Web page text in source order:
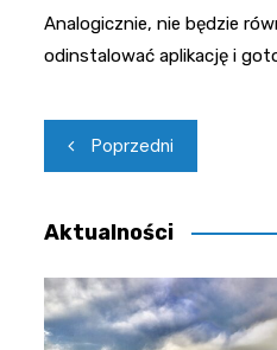
Analogicznie, nie będzie
odinstalować aplikację i
Nawigacja
wpisu
Poprzedni
Aktualności